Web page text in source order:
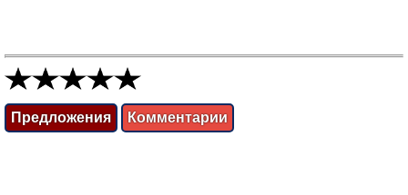
Предложения Комментарии